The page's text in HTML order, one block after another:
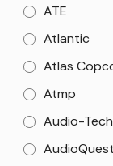
ATE
Atlantic
Atlas
Atmp
Audio-
AudioQuest